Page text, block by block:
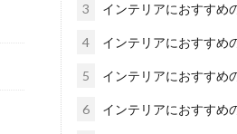
3 インテリアにおすすめ
4 インテリアにおすすめ
5 インテリアにおすすめ
6 インテリアにおすすめ